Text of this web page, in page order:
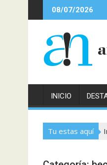
al
08/07/2026
INICIO
Tu estas aquí